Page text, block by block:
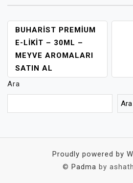
YAZI
GEZINMESI
BUHARIST PREMIUM
E-LIKIT – 30ML –
MEYVE AROMALARI
SATIN AL
Ara
Ara
Proudly powered by
© Padma by